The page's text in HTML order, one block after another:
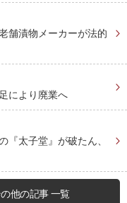
舗漬物メーカーが法的
により廃業へ
太子堂』が破たん、
他の記事 一覧